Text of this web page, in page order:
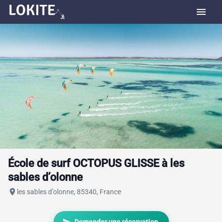
menu
École de surf OCTOPUS GLISSE à les
sables d’olonne
place les sables d’olonne, 85340, France